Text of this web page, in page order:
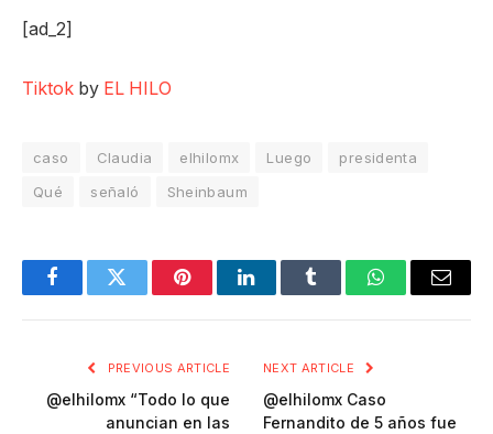
[ad_2]
Tiktok by EL HILO
caso Claudia elhilomx Luego
presidenta
Qué
señaló Sheinbaum
FacebookTwitter PinterestLinkedInTumblr WhatsAppEmail
PREVIOUS ARTICLE
@elhilomx “Todo lo que
anuncian en las
NEXT ARTICLE
@elhilomx Caso
Fernandito de 5 años fue